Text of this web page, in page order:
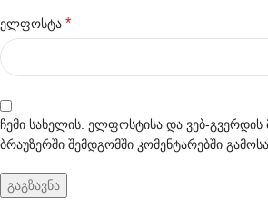
ელფოსტა *
ჩემი სახელის. ელფოსტისა და ვებ-გვერდის
ბრაუზერში შემდგომში კომენტარებში